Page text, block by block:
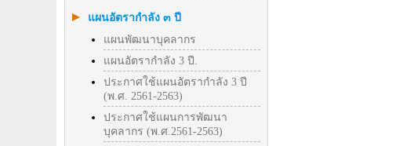
แผนอัตรากำลัง ๓ ปี
แผนพัฒนาบุคลากร
แผนอัตรากำลัง 3 ปี.
ประกาศใช้แผนอัตรากำลัง 3 ปี
(พ.ศ. 2561-2563)
ประกาศใช้แผนการพัฒนา
บุคลากร (พ.ศ.2561-2563)